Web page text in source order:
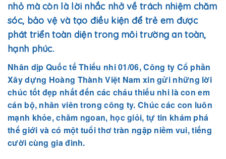
nhỏ mà còn là lời nhắc nhở về trách nhiệm chăm
sóc, bảo vệ và tạo điều kiện để trẻ em được
phát triển toàn diện trong môi trường an toàn,
hạnh phúc.
Nhân dịp Quốc tế Thiếu nhi 01/06, Công ty Cổ phần
Xây dựng Hoàng Thành Việt Nam xin gửi những lời
chúc tốt đẹp nhất đến các cháu thiếu nhi là con em
cán bộ, nhân viên trong công ty. Chúc các con luôn
mạnh khỏe, chăm ngoan, học giỏi, tự tin khám phá
thế giới và có một tuổi thơ tràn ngập niềm vui, tiếng
cười cùng gia đình.